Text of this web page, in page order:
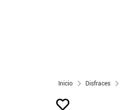
Inicio Disfraces